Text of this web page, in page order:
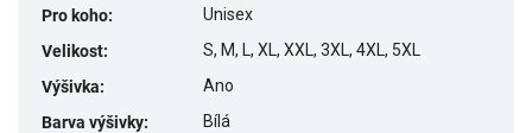
Pro koho:
Unisex
Velikost:
S, M, L, XL, XXL, 3XL, 4XL, 5XL
Výšivka:
Ano
Barva výšivky: Bílá